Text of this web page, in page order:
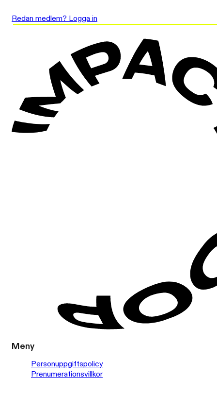
Redan medlem? Logga in
Meny
Personuppgiftspolicy
Prenumerationsvillkor